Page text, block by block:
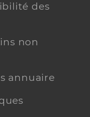
des
non
annuaire